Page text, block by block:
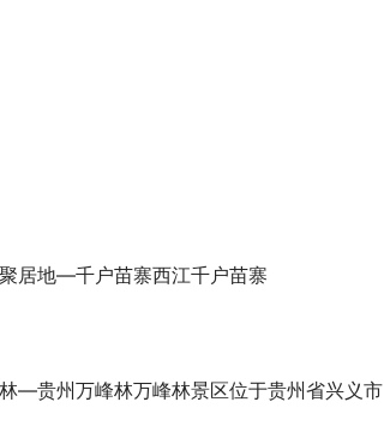
居地—千户苗寨西江千户苗寨
—贵州万峰林万峰林景区位于贵州省兴义市